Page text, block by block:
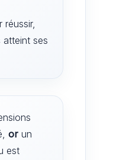
atteint ses
or un
est